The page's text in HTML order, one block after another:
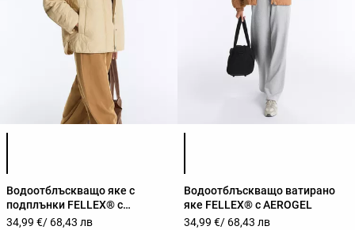
Водоотблъскващо яке с
подплънки FELLEX® с
AEROGEL
34,99 €/ 68,43 лв
Водоотблъскващо ватирано
яке FELLEX® с AEROGEL
34,99 €/ 68,43 лв